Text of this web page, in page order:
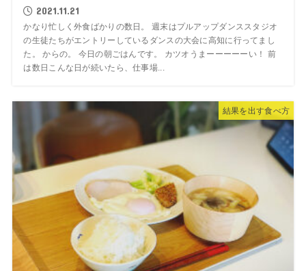
2021.11.21
かなり忙しく外食ばかりの数日。 週末はプルアップダンススタジオ
の生徒たちがエントリーしているダンスの大会に高知に行ってまし
た。 からの。 今日の朝ごはんです。 カツオうまーーーーーい！ 前
は数日こんな日が続いたら、仕事場...
結果を出す食べ方